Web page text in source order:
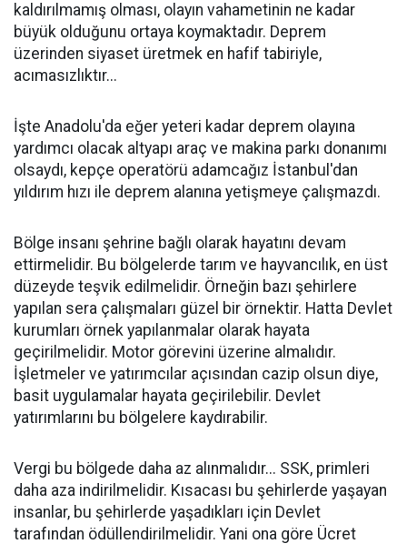
kaldırılmamış olması, olayın vahametinin ne kadar
büyük olduğunu ortaya koymaktadır. Deprem
üzerinden siyaset üretmek en hafif tabiriyle,
acımasızlıktır...
İşte Anadolu'da eğer yeteri kadar deprem olayına
yardımcı olacak altyapı araç ve makina parkı donanımı
olsaydı, kepçe operatörü adamcağız İstanbul'dan
yıldırım hızı ile deprem alanına yetişmeye çalışmazdı.
Bölge insanı şehrine bağlı olarak hayatını devam
ettirmelidir. Bu bölgelerde tarım ve hayvancılık, en üst
düzeyde teşvik edilmelidir. Örneğin bazı şehirlere
yapılan sera çalışmaları güzel bir örnektir. Hatta Devlet
kurumları örnek yapılanmalar olarak hayata
geçirilmelidir. Motor görevini üzerine almalıdır.
İşletmeler ve yatırımcılar açısından cazip olsun diye,
basit uygulamalar hayata geçirilebilir. Devlet
yatırımlarını bu bölgelere kaydırabilir.
Vergi bu bölgede daha az alınmalıdır... SSK, primleri
daha aza indirilmelidir. Kısacası bu şehirlerde yaşayan
insanlar, bu şehirlerde yaşadıkları için Devlet
tarafından ödüllendirilmelidir. Yani ona göre Ücret